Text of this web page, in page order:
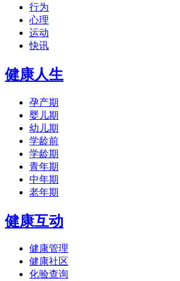
行为
心理
运动
快讯
健康人生
孕产期
婴儿期
幼儿期
学龄前
学龄期
青年期
中年期
老年期
健康互动
健康管理
健康社区
化验查询